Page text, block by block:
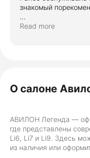
знакомый
Работы выполнены
Read more
О салоне
АВИЛОН Легенда —
где представлены
Li6, Li7 и Li9. Здесь
из наличия или